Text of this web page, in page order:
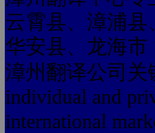
云霄县、漳浦
华安县、龙海市
漳州翻译公司关
individual and
international